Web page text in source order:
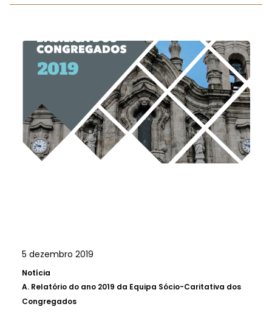
5 dezembro 2019
Notícia
A. Relatório do ano 2019 da Equipa Sócio-Caritativa dos
Congregados